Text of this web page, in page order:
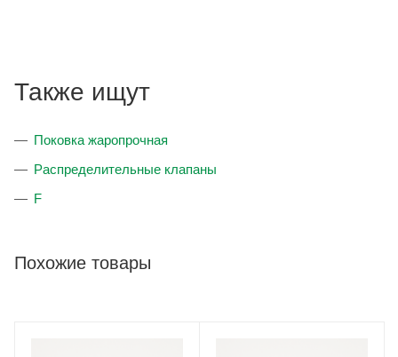
Также ищут
Поковка жаропрочная
Распределительные клапаны
F
Похожие товары